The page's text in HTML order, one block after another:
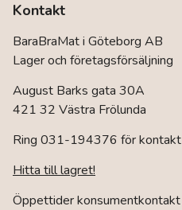
Kontakt
BaraBraMat i Göteborg AB
Lager och företagsförsäljning
August Barks gata 30A
421 32 Västra Frölunda
Ring 031-194376 för kontakt
Hitta till lagret!
Öppettider konsumentkontakt